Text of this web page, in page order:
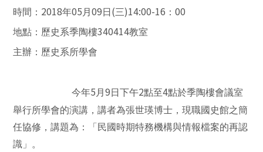
時間： 2018年05 月09 日 (三)14:00-16 ：00
地點：歷史系季陶樓340414教室
主辦：歷史系所學會
今年5 月9 日下午2點至4點於季陶樓會議室
舉行所學會的演講，講者為張世瑛博士，現職國史館之簡
任協修，講題為：「民國時期特務機構與情報檔案的再認
識」。